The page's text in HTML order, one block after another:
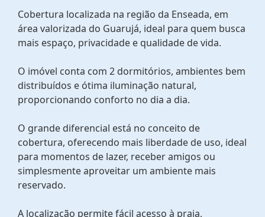
Cobertura localizada na região da Enseada, em
área valorizada do Guarujá, ideal para quem busca
mais espaço, privacidade e qualidade de vida.
O imóvel conta com 2 dormitórios, ambientes bem
distribuídos e ótima iluminação natural,
proporcionando conforto no dia a dia.
O grande diferencial está no conceito de
cobertura, oferecendo mais liberdade de uso, ideal
para momentos de lazer, receber amigos ou
simplesmente aproveitar um ambiente mais
reservado.
A localização permite fácil acesso à praia,